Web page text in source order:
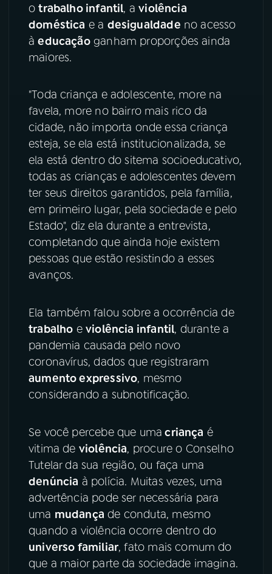
otrabalho infantil, aviolência
doméstica e a desigualdade no acesso
àeducaçãoganham proporções ainda
maiores.
"Toda criança e adolescente, more na
favela, more no bairro mais rico da
cidade, não importa onde essa criança
esteja, se ela está institucionalizada, se
ela está dentro do sitema socioeducativo,
todas as crianças e adolescentes devem
ter seus direitos garantidos, pela família,
em primeiro lugar, pela sociedade e pelo
Estado", diz ela durante a entrevista,
completando que ainda hoje existem
pessoas que estão resistindo a esses
avanços.
Ela também falou sobre a ocorrência de
trabalho e violência infantil, durante a
pandemia causada pelo novo
coronavírus, dados que registraram
aumento expressivo, mesmo
considerando a subnotificação.
Se você percebe que uma criança é
vitima de violência, procure o Conselho
Tutelar da sua região, ou faça uma
denúncia à polícia. Muitas vezes, uma
advertência pode ser necessária para
uma mudança de conduta, mesmo
quando a violência ocorre dentro do
universo familiar, fato mais comum do
que a maior parte da sociedade imagina.